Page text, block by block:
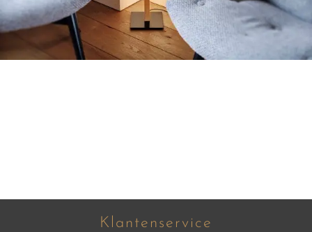
Klantenservice